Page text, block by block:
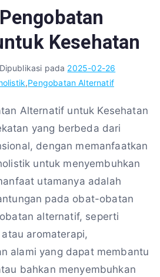
Kesehatan
Dipublikasi pada 2025-02-26
,Pengobatan Alternatif
Alternatif untuk Kesehatan
yang berbeda dari
dengan memanfaatkan
untuk menyembuhkan
utamanya adalah
pada obat-obatan
alternatif, seperti
aromaterapi,
alami yang dapat membantu
bahkan menyembuhkan